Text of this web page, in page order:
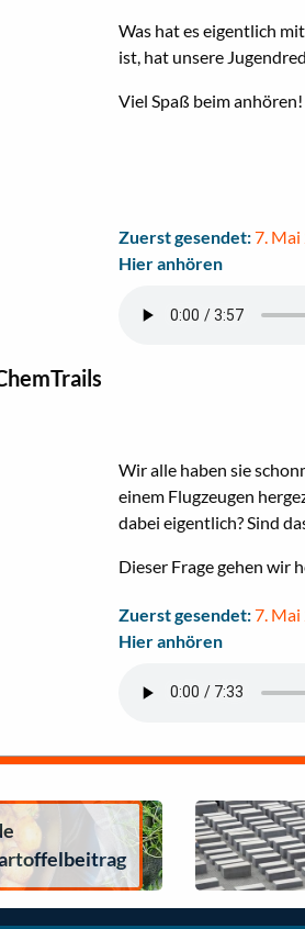
Was hat es eigentlich
ist, hat unsere
Viel Spaß beim anhören!
Zuerst gesendet:7.
Hier anhören
Wir alle haben sie
einem Flugzeugen
dabei eigentlich? Sind
Dieser Frage gehen wir
Zuerst gesendet:7.
Hier anhören